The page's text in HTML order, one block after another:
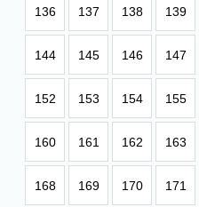
136 137 138 139
144 145 146 147
152 153 154 155
160 161 162 163
168 169 170 171